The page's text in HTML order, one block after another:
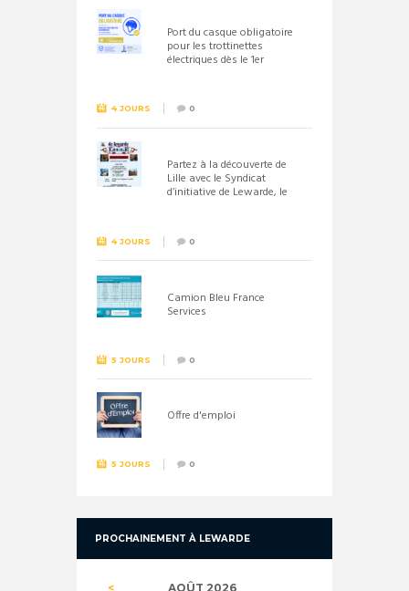
Port du casque obligatoire
pour les trottinettes
électriques dès le 1er
4 JOURS 0
Partez à la découverte de
Lille avec le Syndicat
d’initiative de Lewarde, le
4 JOURS 0
Camion Bleu France
Services
5 JOURS 0
Offre d'emploi
5 JOURS 0
PROCHAINEMENT À LEWARDE
AOÛT 2026